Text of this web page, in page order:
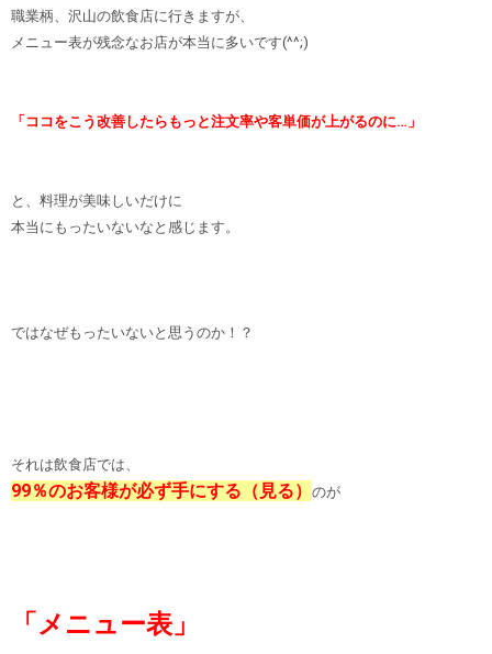
職業柄、沢山の飲食店に行きますが、
メニュー表が残念なお店が本当に多いです(^^;)
「ココをこう改善したらもっと注文率や客単価が上がるのに…」
と、料理が美味しいだけに
本当にもったいないなと感じます。
ではなぜもったいないと思うのか！？
それは飲食店では、
99％のお客様が必ず手にする（見る） のが
「メニュー表」